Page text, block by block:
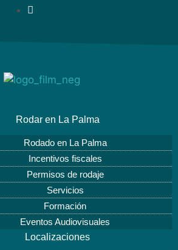
Rodar en La Palma
Rodado en La Palma
Incentivos fiscales
Permisos de rodaje
Servicios
Formación
Eventos Audiovisuales
Localizaciones